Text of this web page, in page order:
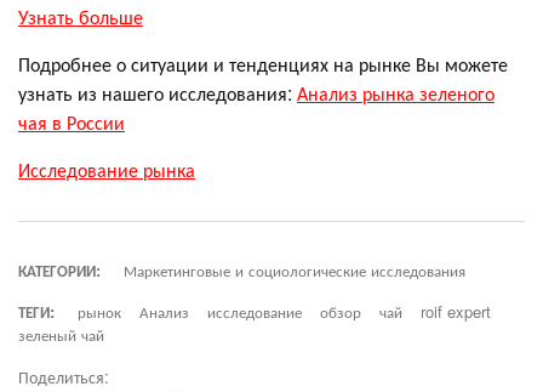
Узнать больше
Подробнее о ситуации и тенденциях на рынке Вы можете
узнать из нашего исследования: Анализ рынка зеленого
чая в России
Исследование рынка
КАТЕГОРИИ:
Маркетинговые и социологические исследования
ТЕГИ:
рынок Анализ исследование обзор чай
roif expert
зеленый чай
Поделиться: